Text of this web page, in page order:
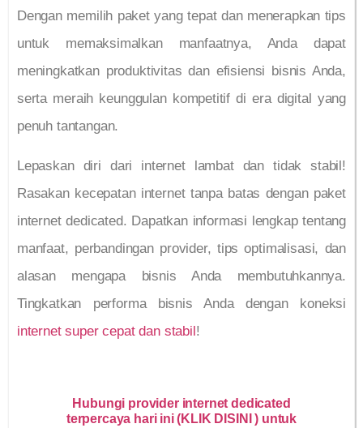
Dengan memilih paket yang tepat dan menerapkan tips
untuk memaksimalkan manfaatnya, Anda dapat
meningkatkan produktivitas dan efisiensi bisnis Anda,
serta meraih keunggulan kompetitif di era digital yang
penuh tantangan.
Lepaskan diri dari internet lambat dan tidak stabil!
Rasakan kecepatan internet tanpa batas dengan paket
internet dedicated. Dapatkan informasi lengkap tentang
manfaat, perbandingan provider, tips optimalisasi, dan
alasan mengapa bisnis Anda membutuhkannya.
Tingkatkan performa bisnis Anda dengan koneksi
internet super cepat dan stabil!
Hubungi provider internet dedicated
terpercaya hari ini (KLIK DISINI ) untuk